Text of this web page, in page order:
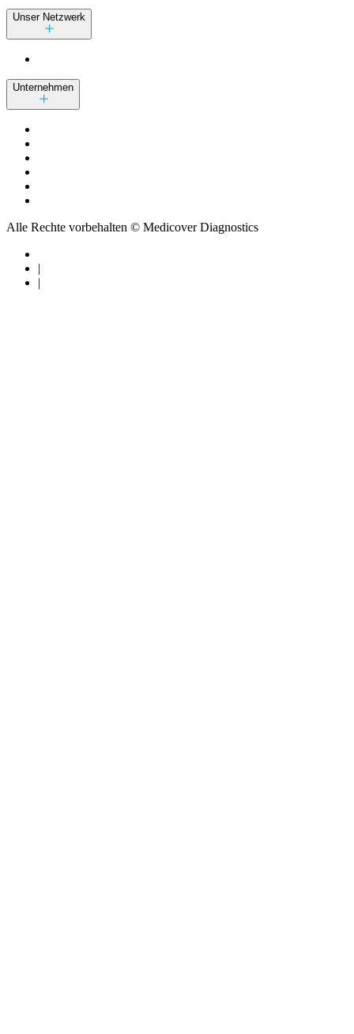
Unser Netzwerk
Unternehmen
Alle Rechte vorbehalten © Medicover Diagnostics
|
|